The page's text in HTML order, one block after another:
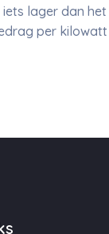
lager dan
per